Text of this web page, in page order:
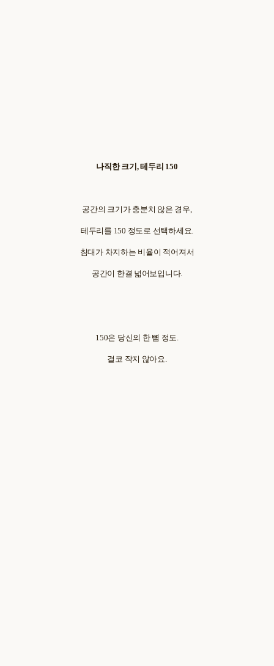
나직한 크기, 테두리 150
공간의 크기가 충분치 않은 경우,
테두리를 150 정도로 선택하세요.
침대가 차지하는 비율이 적어져서
공간이 한결 넓어보입니다.
150은 당신의 한 뼘 정도.
결코 작지 않아요.